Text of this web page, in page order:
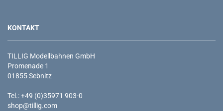
KONTAKT
TILLIG Modellbahnen GmbH
Promenade 1
01855 Sebnitz
Tel.: +49 (0)35971 903-0
shop@tillig.com